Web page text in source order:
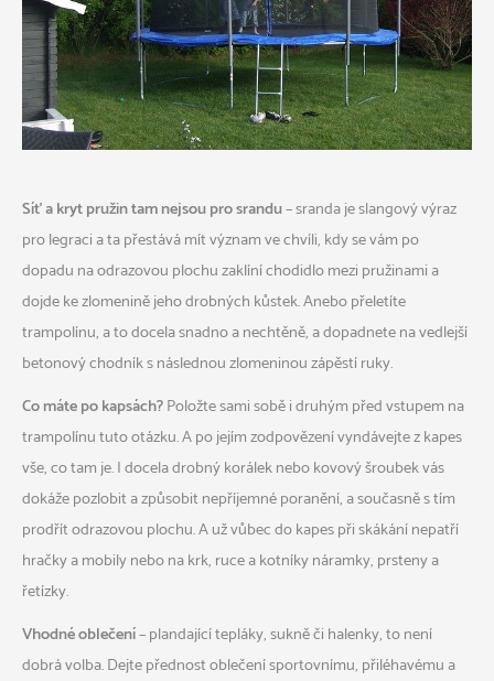
Síť a kryt pružin tam nejsou pro srandu– sranda je slangový výraz
pro legraci a ta přestává mít význam ve chvíli, kdy se vám po
dopadu na odrazovou plochu zaklíní chodidlo mezi pružinami a
dojde ke zlomenině jeho drobných kůstek. Anebo přeletíte
trampolínu, a to docela snadno a nechtěně, a dopadnete na vedlejší
betonový chodník s následnou zlomeninou zápěstí ruky.
Co máte po kapsách?Položte sami sobě i druhým před vstupem na
trampolínu tuto otázku. A po jejím zodpovězení vyndávejte z kapes
vše, co tam je. I docela drobný korálek nebo kovový šroubek vás
dokáže pozlobit a způsobit nepříjemné poranění, a současně s tím
prodřít odrazovou plochu. A už vůbec do kapes při skákání nepatří
hračky a mobily nebo na krk, ruce a kotníky náramky, prsteny a
řetízky.
Vhodné oblečení– plandající tepláky, sukně či halenky, to není
dobrá volba. Dejte přednost oblečení sportovnímu, přiléhavému a